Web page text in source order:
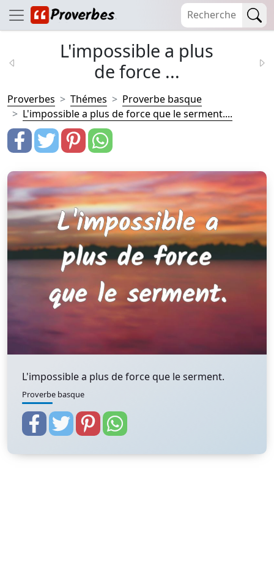
L'impossible a plus
de force ...
Proverbes Thémes
Proverbe basque
L'impossible a plus de force que le serment....
L'impossible a plus de force que le serment.
Proverbe basque